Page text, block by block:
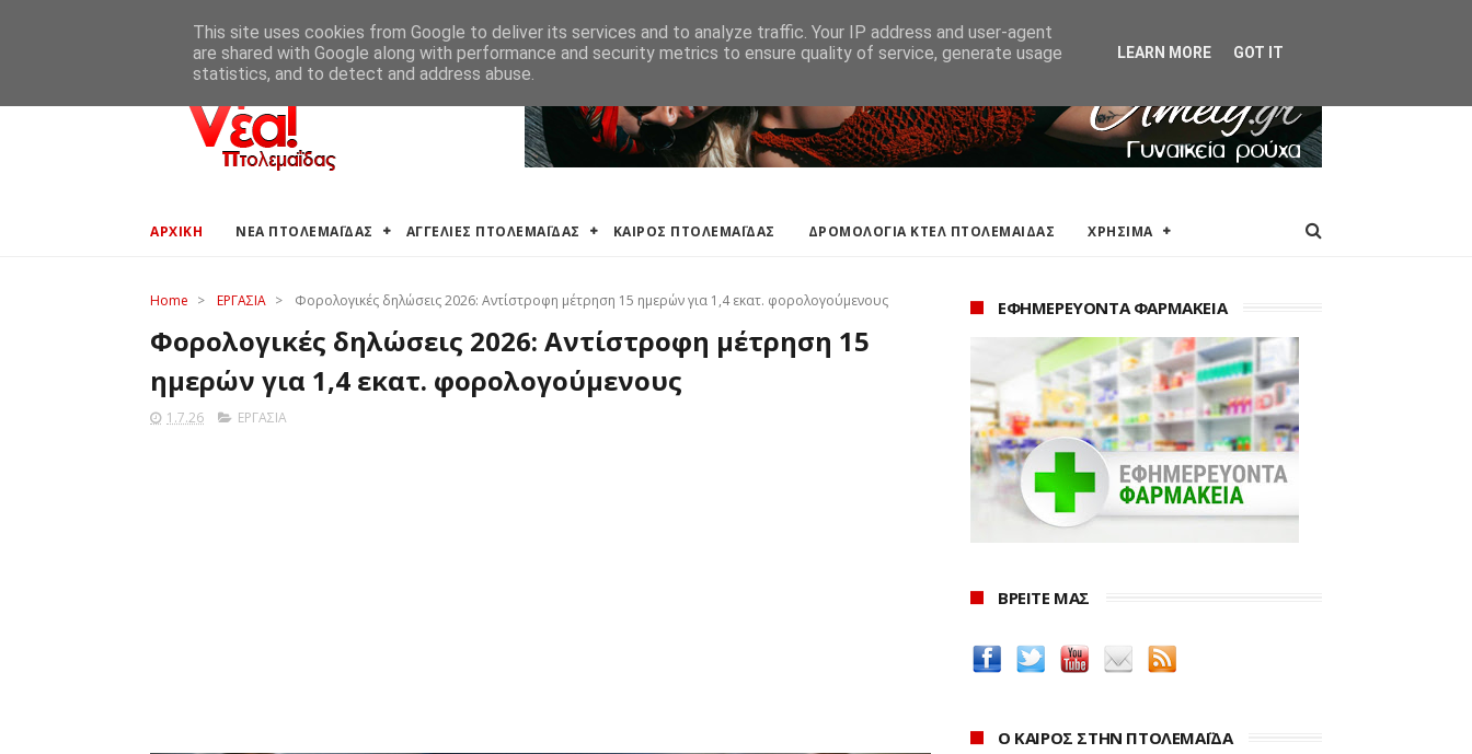
ΑΓΓΕΛΙΕΣ ΠΤΟΛΕΜΑΪΔΑΣ ΔΡΟΜΟΛΟΓΙΑ ΚΤΕΛ ΠΤΟΛΕΜΑΙΔΑΣ
ΑΡΧΙΚΗ ΝΕΑ ΠΤΟΛΕΜΑΪΔΑΣ ΑΓΓΕΛΙΕΣ ΠΤΟΛΕΜΑΪΔΑΣ ΚΑΙΡΟΣ ΠΤΟΛΕΜΑΪΔΑΣ ΔΡΟΜΟΛΟΓΙΑ ΚΤΕΛ ΠΤΟΛΕΜΑΙΔΑΣ ΧΡΗΣΙΜΑ
Home > ΕΡΓΑΣΙΑ > Φορολογικές δηλώσεις 2026: Αντίστροφη μέτρηση 15 ημερών για 1,4 εκατ. φορολογούμενους
Φορολογικές δηλώσεις 2026: Αντίστροφη μέτρηση 15
ημερών για 1,4 εκατ. φορολογούμενους
1.7.26 ΕΡΓΑΣΙΑ
ΕΦΗΜΕΡΕΥΟΝΤΑ ΦΑΡΜΑΚΕΙΑ
ΒΡΕΙΤΕ ΜΑΣ
Ο ΚΑΙΡΟΣ ΣΤΗΝ ΠΤΟΛΕΜΑΪΔΑ
This site uses cookies from Google to deliver its services and to analyze traffic. Your IP address and user-agent
are shared with Google along with performance and security metrics to ensure quality of service, generate usage
statistics, and to detect and address abuse.
LEARN MORE GOT IT